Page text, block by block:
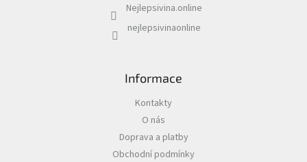
y
v
s
Nejlepsivina.online
nejlepsivinaonline
Informace
Kontakty
O nás
Doprava a platby
Obchodní podmínky